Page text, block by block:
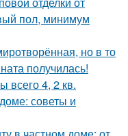
пол, минимум
но в то
получилась!
всего 4, 2 кв.
советы и